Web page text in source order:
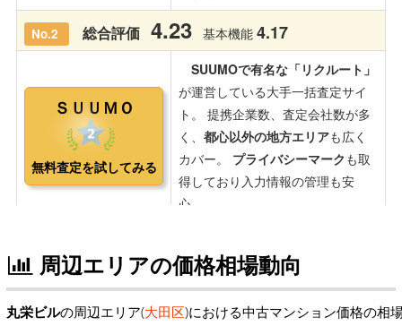
周辺エリアの価格相場動向
丸栄ビルの周辺エリア(大田区)における中古マンション価格の相